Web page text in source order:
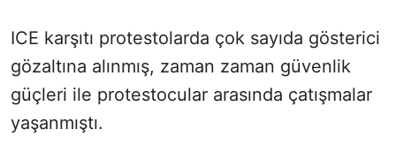
ICE karşıtı protestolarda çok sayıda gösterici
gözaltına alınmış, zaman zaman güvenlik
güçleri ile protestocular arasında çatışmalar
yaşanmıştı.